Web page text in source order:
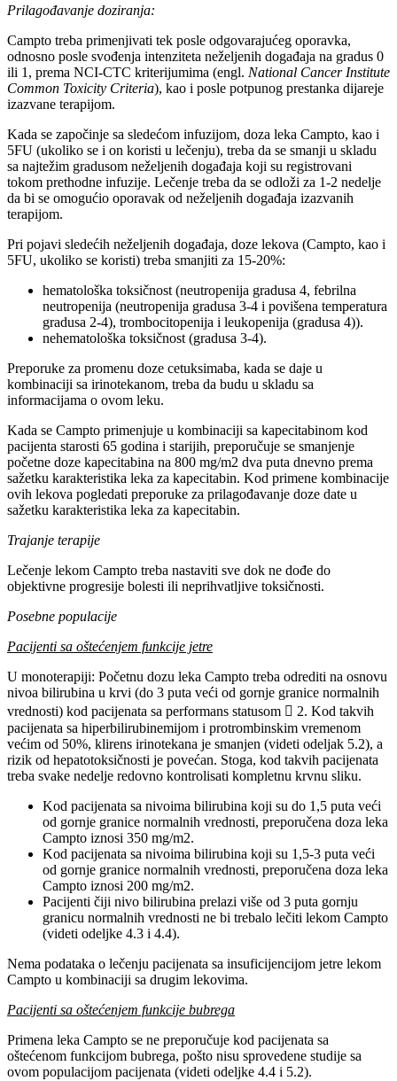
Prilagođavanje doziranja:
Campto treba primenjivati tek posle odgovarajućeg oporavka,
odnosno posle svođenja intenziteta neželjenih događaja na gradus 0
ili 1, prema NCI-CTC kriterijumima (engl. National Cancer Institute
Common Toxicity Criteria), kao i posle potpunog prestanka dijareje
izazvane terapijom.
Kada se započinje sa sledećom infuzijom, doza leka Campto, kao i
5FU (ukoliko se i on koristi u lečenju), treba da se smanji u skladu
sa najtežim gradusom neželjenih događaja koji su registrovani
tokom prethodne infuzije. Lečenje treba da se odloži za 1-2 nedelje
da bi se omogućio oporavak od neželjenih događaja izazvanih
terapijom.
Pri pojavi sledećih neželjenih događaja, doze lekova (Campto, kao i
5FU, ukoliko se koristi) treba smanjiti za 15-20%:
hematološka toksičnost (neutropenija gradusa 4, febrilna
neutropenija (neutropenija gradusa 3-4 i povišena temperatura
gradusa 2-4), trombocitopenija i leukopenija (gradusa 4)).
nehematološka toksičnost (gradusa 3-4).
Preporuke za promenu doze cetuksimaba, kada se daje u
kombinaciji sa irinotekanom, treba da budu u skladu sa
informacijama o ovom leku.
Kada se Campto primenjuje u kombinaciji sa kapecitabinom kod
pacijenta starosti 65 godina i starijih, preporučuje se smanjenje
početne doze kapecitabina na 800 mg/m2 dva puta dnevno prema
sažetku karakteristika leka za kapecitabin. Kod primene kombinacije
ovih lekova pogledati preporuke za prilagođavanje doze date u
sažetku karakteristika leka za kapecitabin.
Trajanje terapije
Lečenje lekom Campto treba nastaviti sve dok ne dođe do
objektivne progresije bolesti ili neprihvatljive toksičnosti.
Posebne populacije
Pacijenti sa oštećenjem funkcije jetre
U monoterapiji: Početnu dozu leka Campto treba odrediti na osnovu
nivoa bilirubina u krvi (do 3 puta veći od gornje granice normalnih
vrednosti) kod pacijenata sa performans statusom  2. Kod takvih
pacijenata sa hiperbilirubinemijom i protrombinskim vremenom
većim od 50%, klirens irinotekana je smanjen (videti odeljak 5.2), a
rizik od hepatotoksičnosti je povećan. Stoga, kod takvih pacijenata
treba svake nedelje redovno kontrolisati kompletnu krvnu sliku.
Kod pacijenata sa nivoima bilirubina koji su do 1,5 puta veći
od gornje granice normalnih vrednosti, preporučena doza leka
Campto iznosi 350 mg/m2.
Kod pacijenata sa nivoima bilirubina koji su 1,5-3 puta veći
od gornje granice normalnih vrednosti, preporučena doza leka
Campto iznosi 200 mg/m2.
Pacijenti čiji nivo bilirubina prelazi više od 3 puta gornju
granicu normalnih vrednosti ne bi trebalo lečiti lekom Campto
(videti odeljke 4.3 i 4.4).
Nema podataka o lečenju pacijenata sa insuficijencijom jetre lekom
Campto u kombinaciji sa drugim lekovima.
Pacijenti sa oštećenjem funkcije bubrega
Primena leka Campto se ne preporučuje kod pacijenata sa
oštećenom funkcijom bubrega, pošto nisu sprovedene studije sa
ovom populacijom pacijenata (videti odeljke 4.4 i 5.2).